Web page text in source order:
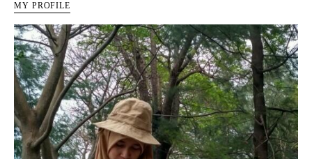
MY PROFILE